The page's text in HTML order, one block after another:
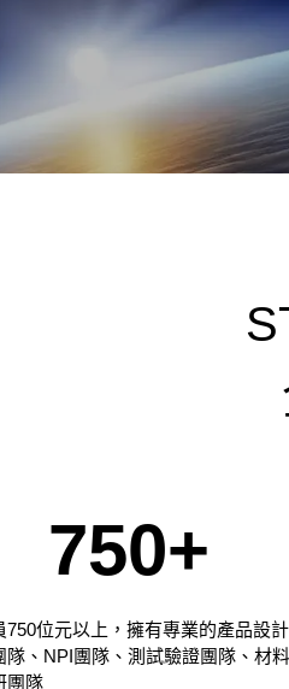
750+
750位元以上，擁有專業的產品設計
隊、NPI團隊、測試驗證團隊、材
團隊